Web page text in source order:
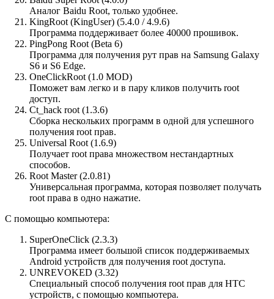
Аналог Baidu Root, только удобнее.
KingRoot (KingUser) (5.4.0 / 4.9.6)
Программа поддерживает более 40000 прошивок.
PingPong Root (Beta 6)
Программа для получения рут прав на Samsung Galaxy
S6 и S6 Edge.
OneClickRoot (1.0 MOD)
Поможет вам легко и в пару кликов получить root
доступ.
Ct_hack root (1.3.6)
Сборка нескольких программ в одной для успешного
получения root прав.
Universal Root (1.6.9)
Получает root права множеством нестандартных
способов.
Root Master (2.0.81)
Универсальная программа, которая позволяет получать
root права в одно нажатие.
С помощью компьютера:
SuperOneClick (2.3.3)
Программа имеет большой список поддерживаемых
Android устройств для получения root доступа.
UNREVOKED (3.32)
Специальный способ получения root прав для HTC
устройств, с помощью компьютера.